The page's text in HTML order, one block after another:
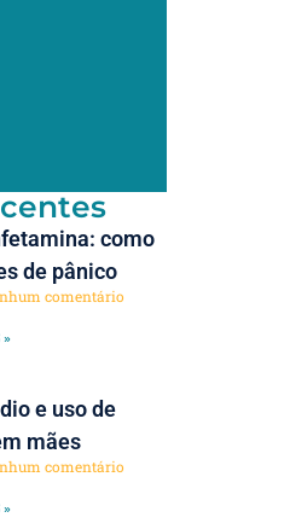
como
de pânico
comentário
»
e uso de
mães
comentário
»